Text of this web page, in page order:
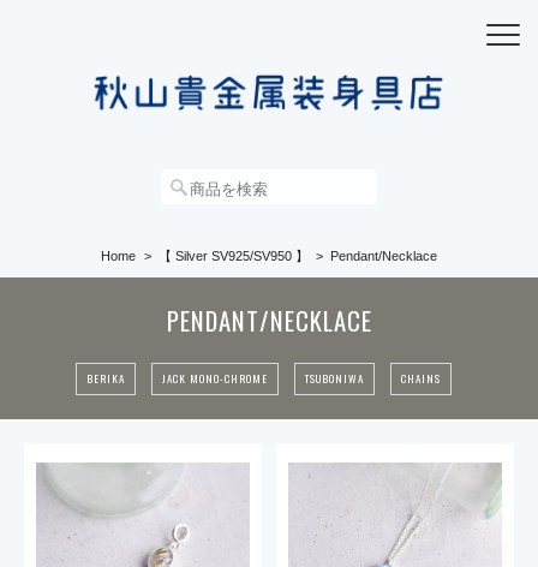
Home 【 Silver SV925/SV950 】 Pendant/Necklace
PENDANT/NECKLACE
BERIKA JACK MONO-CHROME TSUBONIWA CHAINS